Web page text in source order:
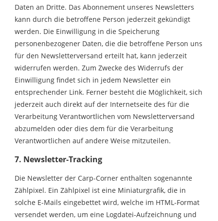
Daten an Dritte. Das Abonnement unseres Newsletters
kann durch die betroffene Person jederzeit gekündigt
werden. Die Einwilligung in die Speicherung
personenbezogener Daten, die die betroffene Person uns
für den Newsletterversand erteilt hat, kann jederzeit
widerrufen werden. Zum Zwecke des Widerrufs der
Einwilligung findet sich in jedem Newsletter ein
entsprechender Link. Ferner besteht die Möglichkeit, sich
jederzeit auch direkt auf der Internetseite des für die
Verarbeitung Verantwortlichen vom Newsletterversand
abzumelden oder dies dem für die Verarbeitung
Verantwortlichen auf andere Weise mitzuteilen.
7. Newsletter-Tracking
Die Newsletter der Carp-Corner enthalten sogenannte
Zählpixel. Ein Zählpixel ist eine Miniaturgrafik, die in
solche E-Mails eingebettet wird, welche im HTML-Format
versendet werden, um eine Logdatei-Aufzeichnung und